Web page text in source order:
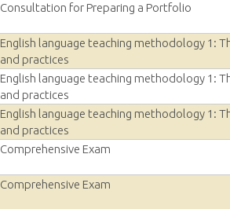
Consultation for Preparing a Portfolio
English language teaching methodology 1:
and practices
English language teaching methodology 1:
and practices
English language teaching methodology 1:
and practices
Comprehensive Exam
Comprehensive Exam